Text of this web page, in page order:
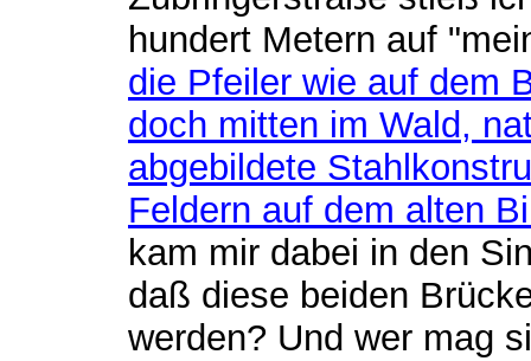
hundert Metern auf
die Pfeiler wie auf dem
doch mitten im Wald,
abgebildete
Feldern auf dem alten
kam mir dabei in den
daß diese beiden
werden? Und wer mag